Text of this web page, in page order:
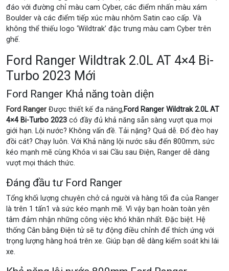
đáo với đường chỉ màu cam Cyber, các điểm nhấn màu xám
Boulder và các điểm tiếp xúc màu nhôm Satin cao cấp. Và
không thể thiếu logo ‘Wildtrak’ đặc trưng màu cam Cyber trên
ghế.
Ford Ranger Wildtrak 2.0L AT 4×4 Bi-
Turbo 2023 Mới
Ford Ranger Khả năng toàn diện
Ford Ranger Được thiết kế đa năng,Ford Ranger Wildtrak 2.0L AT
4×4 Bi-Turbo 2023 có đầy đủ khả năng sẵn sàng vượt qua mọi
giới hạn. Lội nước? Không vấn đề. Tải nặng? Quá dễ. Đổ đèo hay
đồi cát? Chạy luôn. Với Khả năng lội nước sâu đến 800mm, sức
kéo mạnh mẽ cùng Khóa vi sai Cầu sau Điện, Ranger dễ dàng
vượt mọi thách thức.
Đáng đầu tư Ford Ranger
Tổng khối lượng chuyên chở cả người và hàng tối đa của Ranger
là trên 1 tấn1 và sức kéo mạnh mẽ. Vì vậy bạn hoàn toàn yên
tâm đảm nhận những công việc khó khăn nhất. Đặc biệt. Hệ
thống Cân bằng Điện tử sẽ tự động điều chỉnh để thích ứng với
trọng lượng hàng hoá trên xe. Giúp bạn dễ dàng kiểm soát khi lái
xe.